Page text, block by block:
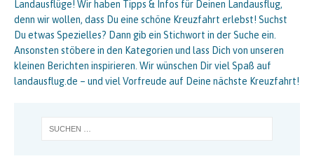
Landausflüge! Wir haben Tipps & Infos für Deinen Landausflug,
denn wir wollen, dass Du eine schöne Kreuzfahrt erlebst! Suchst
Du etwas Spezielles? Dann gib ein Stichwort in der Suche ein.
Ansonsten stöbere in den Kategorien und lass Dich von unseren
kleinen Berichten inspirieren. Wir wünschen Dir viel Spaß auf
landausflug.de – und viel Vorfreude auf Deine nächste Kreuzfahrt!